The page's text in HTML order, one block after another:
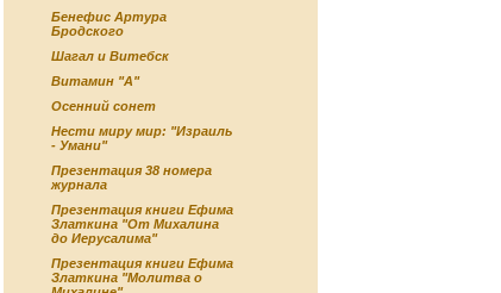
Бенефис Артура
Бродского
Шагал и Витебск
Витамин "А"
Осенний сонет
Нести миру мир: "Израиль
- Умани"
Презентация 38 номера
журнала
Презентация книги Ефима
Златкина "От Михалина
до Иерусалима"
Презентация книги Ефима
Златкина "Молитва о